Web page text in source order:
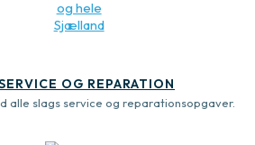
OG REPARATION
alle slags service og reparationsopgaver.